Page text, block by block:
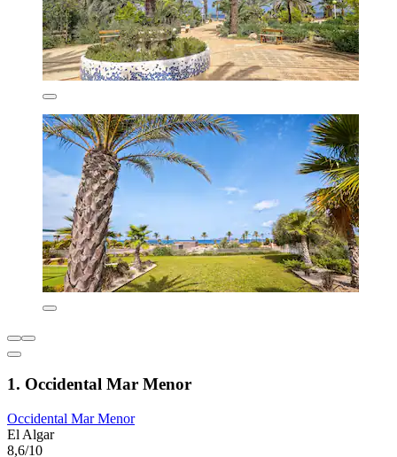
1. Occidental Mar Menor
Occidental Mar Menor
El Algar
8,6/10